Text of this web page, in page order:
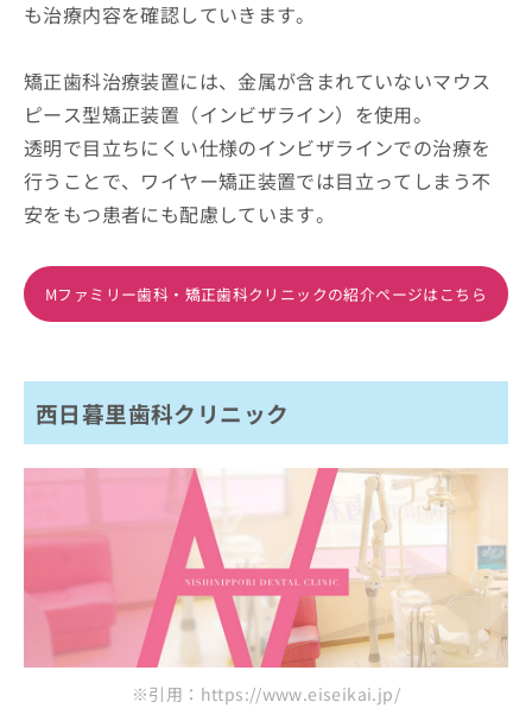
も治療内容を確認していきます。
矯正歯科治療装置には、金属が含まれていないマウス
ピース型矯正装置（インビザライン）を使用。
透明で目立ちにくい仕様のインビザラインでの治療を
行うことで、ワイヤー矯正装置では目立ってしまう不
安をもつ患者にも配慮しています。
Mファミリー歯科・矯正歯科クリニックの紹介ページはこちら
西日暮里歯科クリニック
※引用：https://www.eiseikai.jp/